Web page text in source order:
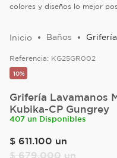
colores y diseños lo mejor
Baños
Referencia: KG25GR002
10%
Grifería Lavamanos
Kubika-CP Gungrey
407 un Disponibles
$ 611.100 un
$ 679.000 un